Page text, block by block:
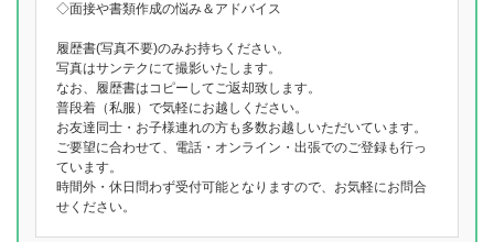
◇面接や書類作成の悩み＆アドバイス
履歴書(写真不要)のみお持ちください。
写真はサンテクにて撮影いたします。
なお、履歴書はコピーしてご返却致します。
普段着（私服）で気軽にお越しください。
お友達同士・お子様連れの方も多数お越しいただいています。
ご要望に合わせて、電話・オンライン・出張でのご登録も行っ
ています。
時間外・休日問わず受付可能となりますので、お気軽にお問合
せください。